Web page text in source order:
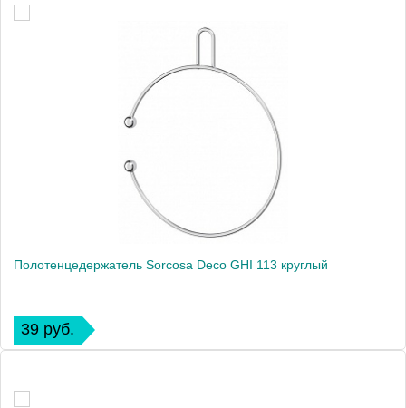
Полотенцедержатель Sorcosa Deco GHI 113 круглый
39 руб.